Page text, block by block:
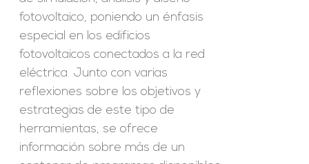
fotovoltaico, poniendo un énfasis
especial en los edificios
fotovoltaicos conectados a la red
eléctrica. Junto con varias
reflexiones sobre los objetivos y
estrategias de este tipo de
herramientas, se ofrece
información sobre más de un